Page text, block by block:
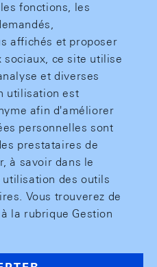
fonctions, les
affichés et proposer
sociaux, ce site utilise
et diverses
utilisation est
afin d'améliorer
personnelles sont
prestataires de
à savoir dans le
des outils
Vous trouverez de
la rubrique Gestion